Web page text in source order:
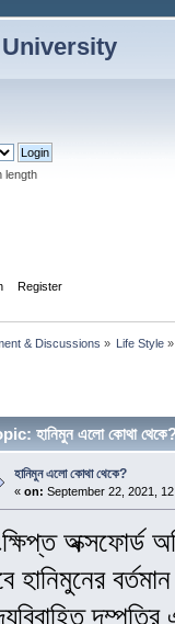
length
Register
& Discussions » Life Style»
হানিমুন এলো কোথা
হানিমুন এলো কোথা থেকে?
« on: September 22, 2021,
অক্সফোর্ড
হানিমুনের